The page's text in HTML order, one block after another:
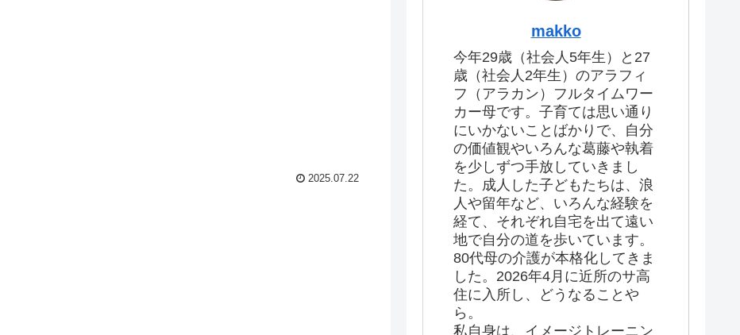
2025.07.22
makko
今年29歳（社会人5年生）と27
歳（社会人2年生）のアラフィ
フ（アラカン）フルタイムワー
カー母です。子育ては思い通り
にいかないことばかりで、自分
の価値観やいろんな葛藤や執着
を少しずつ手放していきまし
た。成人した子どもたちは、浪
人や留年など、いろんな経験を
経て、それぞれ自宅を出て遠い
地で自分の道を歩いています。
80代母の介護が本格化してきま
した。2026年4月に近所のサ高
住に入所し、どうなることや
ら。
私自身は、イメージトレーニン